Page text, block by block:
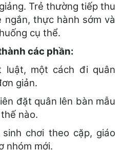
Trẻ thường tiếp thu
thực hành sớm và
cụ thể.
các phần:
luật, một cách đi quân
giản.
đặt quân lên bàn mẫu
nào.
chơi theo cặp, giáo
nhóm mới.